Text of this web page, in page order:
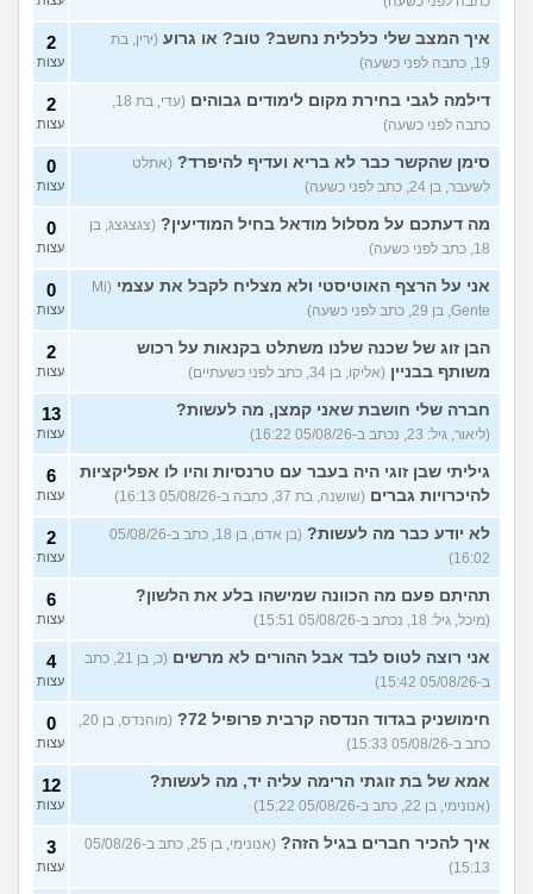
בעיות ביני לבית הזוג, מה
לעשות?
(אנונימי, בן 24)
6
9
עצות
יוצאת איתו היום לדייט ראשון
(אנונימית, בת 18)
3
עצות
עוד שאלות חדשות במדור
איך המצב שלי כלכלית נחשב? טוב? או גרוע (ירין, בת
19, כתבה לפני כשעה)
2
עצות
דילמה לגבי בחירת מקום לימודים גבוהים
(עדי, בת 18,
כתבה לפני כשעה)
2
עצות
סימן שהקשר כבר לא בריא ועדיף להיפרד? (אתלט
לשעבר, בן 24, כתב לפני כשעה)
0
עצות
מה דעתכם על מסלול מודאל בחיל המודיעין? (צגצגצג, בן
18, כתב לפני כשעה)
0
עצות
אני על הרצף האוטיסטי ולא מצליח לקבל את עצמי
(Mi
Gente, בן 29, כתב לפני כשעה)
0
עצות
הבן זוג של שכנה שלנו משתלט בקנאות על רכוש
משותף בבניין (אליקו, בן 34, כתב לפני כשעתיים)
2
עצות
חברה שלי חושבת שאני קמצן, מה לעשות?
(ליאור, גיל: 23, נכתב ב-05/08/26 16:22)
13
עצות
גיליתי שבן זוגי היה בעבר עם טרנסיות והיו לו אפליקציות
להיכרויות גברים (שושנה, בת 37, כתבה ב-05/08/26 16:13)
6
עצות
לא יודע כבר מה לעשות?
(בן אדם, בן 18, כתב ב-05/08/26
16:02)
2
עצות
תהיתם פעם מה הכוונה שמישהו בלע את הלשון?
(מיכל, גיל: 18, נכתב ב-05/08/26 15:51)
6
עצות
אני רוצה לטוס לבד אבל ההורים לא מרשים
(כ, בן 21, כתב
ב-05/08/26 15:42)
4
עצות
חימושניק בגדוד הנדסה קרבית פרופיל 72?
(מוהנדס, בן 20,
כתב ב-05/08/26 15:33)
0
עצות
אמא של בת זוגתי הרימה עליה יד, מה לעשות?
(אנונימי, בן 22, כתב ב-05/08/26 15:22)
12
עצות
איך להכיר חברים בגיל הזה?
(אנונימי, בן 25, כתב ב-05/08/26
15:13)
3
עצות